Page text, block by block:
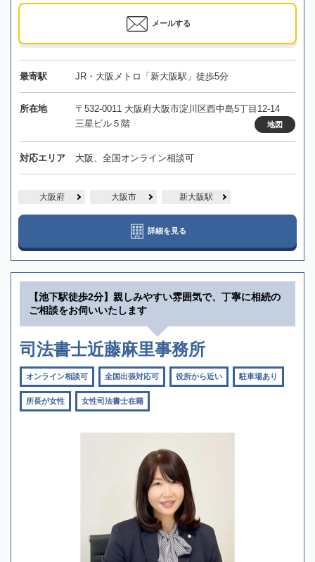
メールする
最寄駅 JR・大阪メトロ「新大阪駅」徒歩5分
所在地
〒532-0011 大阪府大阪市淀川区西中島5丁目12-14
三星ビル５階
地図
対応エリア 大阪、全国オンライン相談可
大阪府 大阪市 新大阪駅
詳細を見る
【池下駅徒歩2分】親しみやすい雰囲気で、丁寧に相続の
ご相談をお伺いいたします
司法書士近藤麻里事務所
オンライン相談可 全国出張対応可 役所から近い 駐車場あり
所長が女性 女性司法書士在籍